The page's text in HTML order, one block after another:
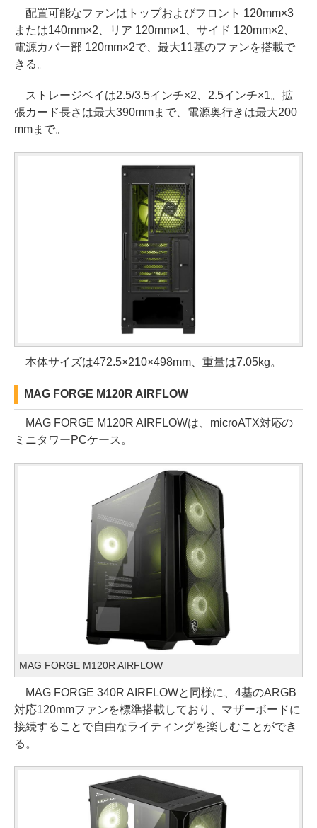
配置可能なファンはトップおよびフロント 120mm×3
または140mm×2、リア 120mm×1、サイド 120mm×2、
電源カバー部 120mm×2で、最大11基のファンを搭載で
きる。
ストレージベイは2.5/3.5インチ×2、2.5インチ×1。拡
張カード長さは最大390mmまで、電源奥行きは最大200
mmまで。
本体サイズは472.5×210×498mm、重量は7.05kg。
MAG FORGE M120R AIRFLOW
MAG FORGE M120R AIRFLOWは、microATX対応の
ミニタワーPCケース。
MAG FORGE M120R AIRFLOW
MAG FORGE 340R AIRFLOWと同様に、4基のARGB
対応120mmファンを標準搭載しており、マザーボードに
接続することで自由なライティングを楽しむことができ
る。